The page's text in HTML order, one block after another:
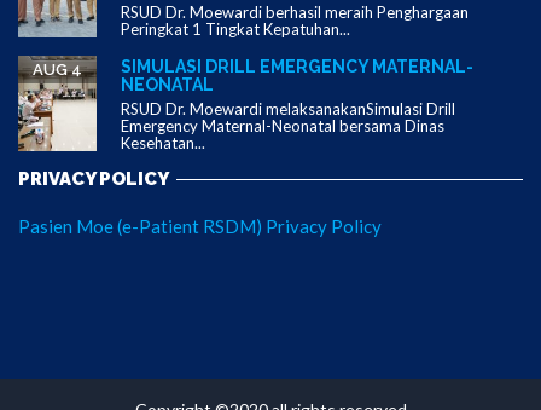
RSUD Dr. Moewardi berhasil meraih Penghargaan
Peringkat 1 Tingkat Kepatuhan...
SIMULASI DRILL EMERGENCY MATERNAL-
NEONATAL
AUG 4
RSUD Dr. Moewardi melaksanakanSimulasi Drill
Emergency Maternal-Neonatal bersama Dinas
Kesehatan...
PRIVACY POLICY
Pasien Moe (e-Patient RSDM) Privacy Policy